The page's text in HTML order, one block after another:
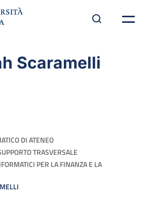
Scaramelli
DI ATENEO
TRASVERSALE
PER LA FINANZA E LA